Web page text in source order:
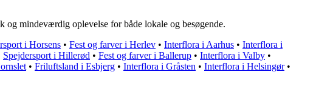
og mindeværdig oplevelse for både lokale og besøgende.
i Horsens • Fest og farver i Herlev • Interflora i Aarhus • Interflora i
Spejdersport i Hillerød • Fest og farver i Ballerup • Interflora i Valby •
• Friluftsland i Esbjerg • Interflora i Gråsten • Interflora i Helsingør•